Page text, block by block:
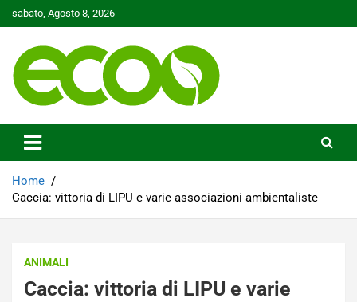
to
sabato, Agosto 8, 2026
Ecoo.it
Home
Caccia: vittoria di LIPU e varie associazioni ambientaliste
ANIMALI
Caccia: vittoria di LIPU e varie